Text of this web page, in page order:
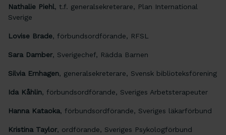
Nathalie Piehl, t.f. generalsekreterare, Plan International
Sverige
Lovise Brade, förbundsordförande, RFSL
Sara Damber, Sverigechef, Rädda Barnen
Silvia Ernhagen, generalsekreterare, Svensk biblioteksförening
Ida Kåhlin, förbundsordförande, Sveriges Arbetsterapeuter
Hanna Kataoka, förbundsordförande, Sveriges läkarförbund
Kristina Taylor, ordförande, Sveriges Psykologförbund